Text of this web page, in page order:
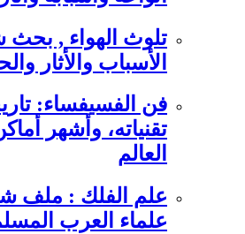
تلوث الهواء ,
الأسباب والأثار
فن الفسيفساء:
تقنياته، وأشهر
العالم
علم الفلك : ملف
علماء العرب